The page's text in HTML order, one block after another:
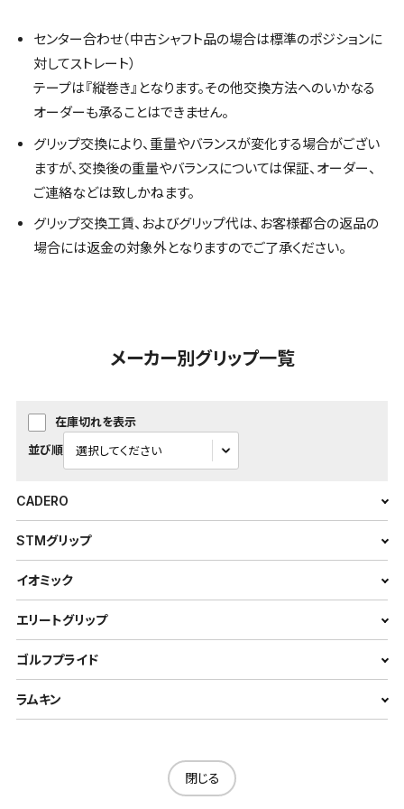
センター合わせ（中古シャフト品の場合は標準のポジションに
対してストレート）
テープは『縦巻き』となります。その他交換方法へのいかなる
オーダーも承ることはできません。
グリップ交換により、重量やバランスが変化する場合がござい
ますが、交換後の重量やバランスについては保証、オーダー、
ご連絡などは致しかねます。
グリップ交換工賃、およびグリップ代は、お客様都合の返品の
場合には返金の対象外となりますのでご了承ください。
メーカー別グリップ一覧
在庫切れを表示
並び順
CADERO
STMグリップ
イオミック
エリートグリップ
ゴルフプライド
ラムキン
閉じる